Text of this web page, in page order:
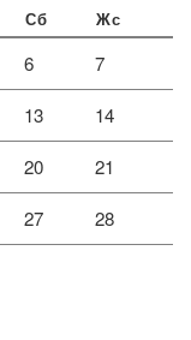
Сб Жс
6 7
13 14
20 21
27
28